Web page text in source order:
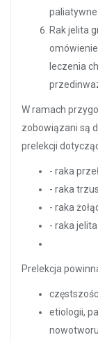
paliatywne
Rak jelita
leczenia
W ramach
zobowiązani są
prelekcji
- raka
- raka
- raka
- raka
Prelekcja
etiologii,